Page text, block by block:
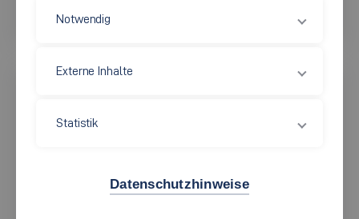
Notwendig
Externe Inhalte
Statistik
Datenschutzhinweise